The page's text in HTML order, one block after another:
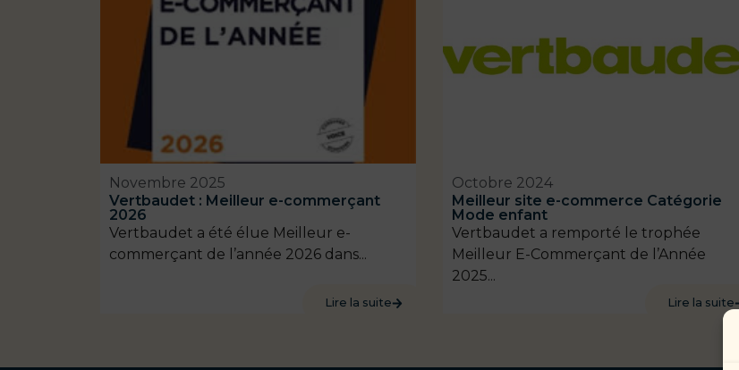
Vertbaudet : Meilleur e-commerçant
2026
Novembre 2025
Vertbaudet a été élue Meilleur e-
commerçant de l’année 2026 dans...
Lire la suite
Meilleur site e-commerce Catégorie
Mode enfant
Octobre 2024
Vertbaudet a remporté le trophée
Meilleur E-Commerçant de l’Année
2025...
Lire la suite